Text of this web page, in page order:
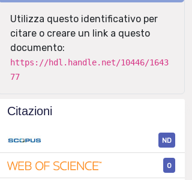
Utilizza questo identificativo per
citare o creare un link a questo
documento:
https://hdl.handle.net/10446/1643
77
Citazioni
ND
0